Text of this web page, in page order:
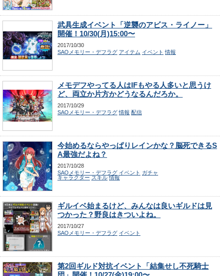
武具生成イベント「逆襲のアビス・ライノー」
開催！10/30(月)15:00〜
2017/10/30
SAOメモリー・デフラグ アイテム イベント 情報
メモデフやってる人はIFもやる人多いと思うけ
ど、両立か片方かどうなるんだろか。
2017/10/29
SAOメモリー・デフラグ 情報 配信
今始めるならやっぱりレインかな？脳死できるS
A最強だよね？
2017/10/28
SAOメモリー・デフラグ イベント ガチャ
キャラクター スキル 情報
ギルイベ始まるけど、みんなは良いギルドは見
つかった？野良はきついよね。
2017/10/27
SAOメモリー・デフラグ イベント
第2回ギルド対抗イベント「結集せし不死騎士